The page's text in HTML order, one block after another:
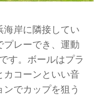
海岸に隣接してい
プレーでき、運動
す。ボールはプラ
カコーンといい音
でカップを狙う